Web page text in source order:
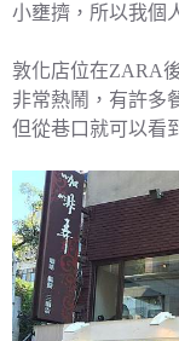
小壅擠，所以我個
敦化店位在ZARA
非常熱鬧，有許多
但從巷口就可以看